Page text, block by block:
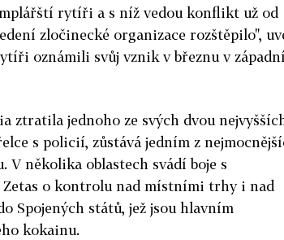
rytíři a s níž vedou konflikt už od
zločinecké organizace rozštěpilo",
oznámili svůj vznik v březnu v
ztratila jednoho ze svých dvou
s policií, zůstává jedním z
V několika oblastech svádí boje s
o kontrolu nad místními trhy i nad
Spojených států, jež jsou hlavním
kokainu.